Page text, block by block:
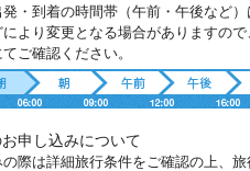
発・到着の時間帯（午前・午後など
より変更となる場合がありますの
ご確認ください。
申し込みについて
際は詳細旅行条件をご確認の上、